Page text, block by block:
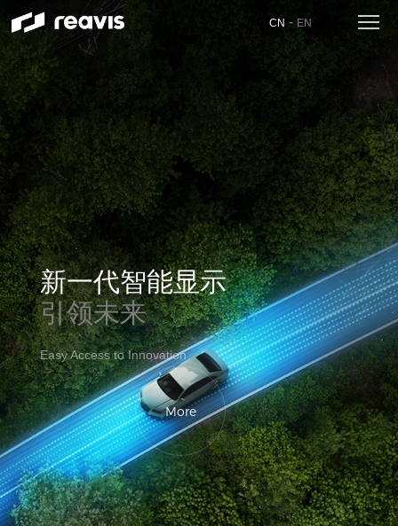
CN - EN
新一代智能显示
引领未来
Easy Access to Innovation
More